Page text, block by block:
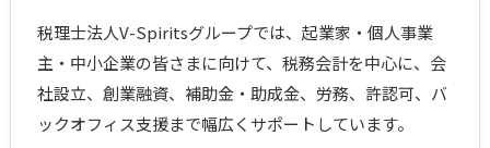
税理士法人V-Spiritsグループでは、起業家・個人事業
主・中小企業の皆さまに向けて、税務会計を中心に、会
社設立、創業融資、補助金・助成金、労務、許認可、バ
ックオフィス支援まで幅広くサポートしています。